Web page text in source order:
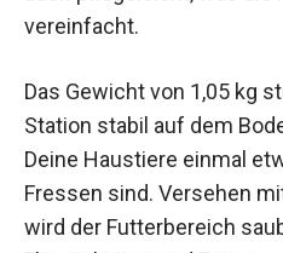
vereinfacht.
Das Gewicht von 1,05 kg
Station stabil auf dem
Deine Haustiere einmal
Fressen sind. Versehen
wird der Futterbereich